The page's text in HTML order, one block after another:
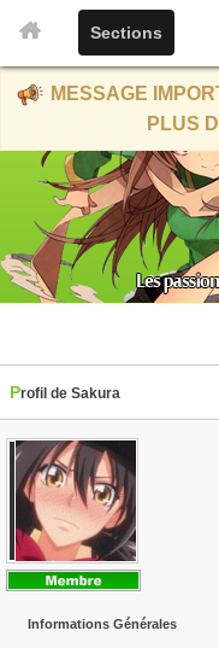
Sections
MESSAGE
PLUS
Profil de Sakura
Informations Générales